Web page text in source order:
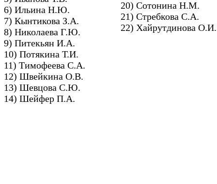
6) Ильина Н.Ю.
7) Кынтикова З.А.
8) Николаева Г.Ю.
9) Питекьян И.А.
10) Потякина Т.И.
11) Тимофеева С.А.
12) Швейкина О.В.
13) Шевцова С.Ю.
14) Шейфер П.А.
20) Сотонина Н.М.
21) Стребкова С.А.
22) Хайрутдинова